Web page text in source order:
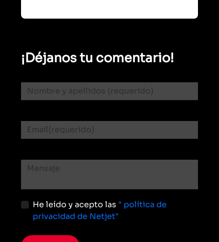
¡Déjanos tu comentario!
He leído y acepto las " política de
privacidad de Netjet"